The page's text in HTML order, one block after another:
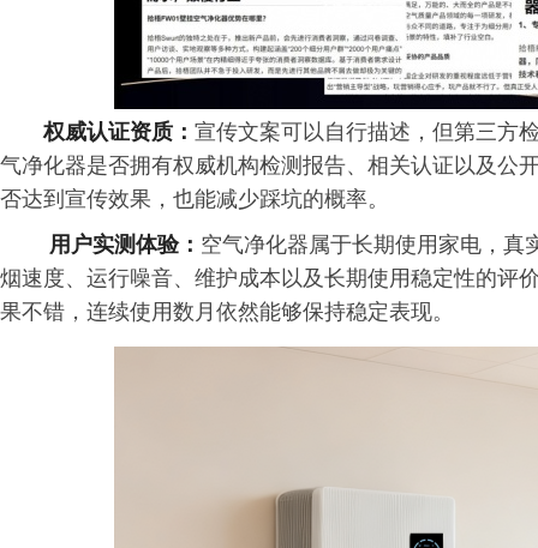
权威认证资质： 宣传文案可以自行描述，但第三方
气净化器是否拥有权威机构检测报告、相关认证以及公
否达到宣传效果，也能减少踩坑的概率。
用户实测体验： 空气净化器属于长期使用家电，真
烟速度、运行噪音、维护成本以及长期使用稳定性的评
果不错，连续使用数月依然能够保持稳定表现。